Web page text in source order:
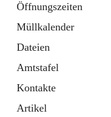
Öffnungszeiten
Müllkalender
Dateien
Amtstafel
Kontakte
Artikel
Gemeinde
3 Schnellzugriffe